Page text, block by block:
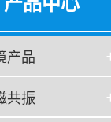
产品
共振